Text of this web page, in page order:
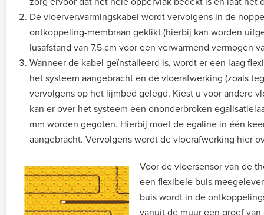
De vloerverwarmingskabel wordt vervolgens in de
ontkoppeling-membraan geklikt (hierbij kan worden
lusafstand van 7,5 cm voor een verwarmend vermogen
Wanneer de kabel geïnstalleerd is, wordt er een laag
het systeem aangebracht en de vloerafwerking (zoals
vervolgens op het lijmbed gelegd. Kiest u voor andere
kan er over het systeem een ononderbroken
mm worden gegoten. Hierbij moet de egaline in één
aangebracht. Vervolgens wordt de vloerafwerking hier
Voor de vloersensor van de
een flexibele buis
buis wordt in de